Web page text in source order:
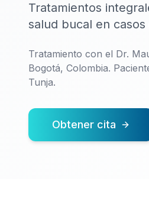
Tratamientos
salud bucal en
Tratamiento con el Dr.
Bogotá, Colombia.
Tunja.
Obtener cita